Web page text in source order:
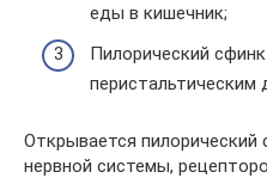
еды в кишечник;
Пилорический
перистальтическим
Открывается пилорический
нервной системы,